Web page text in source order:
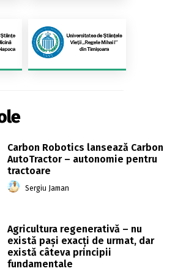
Carbon Robotics lansează Carbon
AutoTractor – autonomie pentru
tractoare
Sergiu Jaman
Agricultura regenerativă – nu
există pași exacți de urmat, dar
există câteva principii
fundamentale